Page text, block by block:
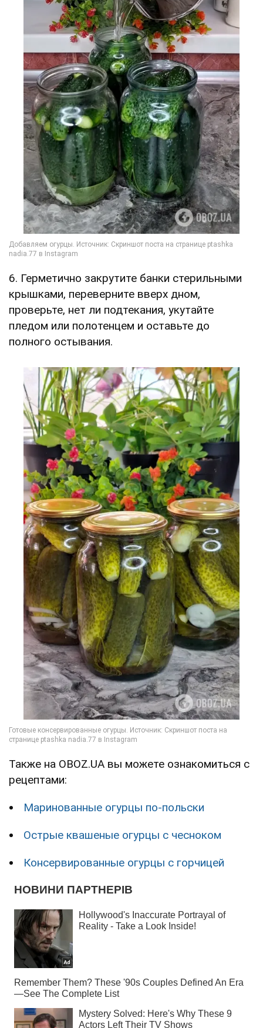
6. Герметично закрутите банки стерильными
крышками, переверните вверх дном,
проверьте, нет ли подтекания, укутайте
пледом или полотенцем и оставьте до
полного остывания.
Также на OBOZ.UA вы можете ознакомиться с
рецептами:
Маринованные огурцы по-польски
Острые квашеные огурцы с чесноком
Консервированные огурцы с горчицей